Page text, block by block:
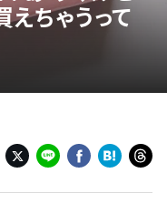
ちゃうって